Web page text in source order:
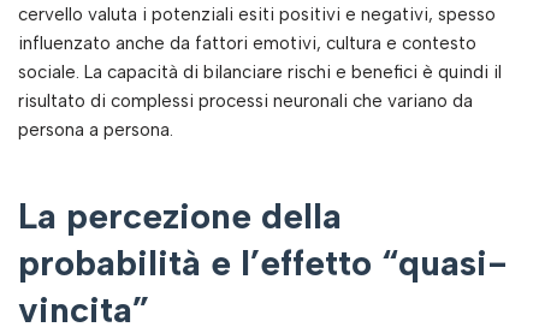
cervello valuta i potenziali esiti positivi e negativi, spesso
influenzato anche da fattori emotivi, cultura e contesto
sociale. La capacità di bilanciare rischi e benefici è quindi il
risultato di complessi processi neuronali che variano da
persona a persona.
La percezione della
probabilità e l’effetto “quasi-
vincita”